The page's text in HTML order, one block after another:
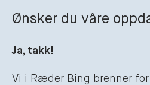
Ønsker du våre
Ja, takk!
Vi i Ræder Bing brenner